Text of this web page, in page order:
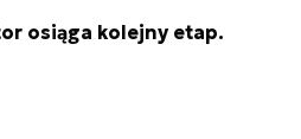
osiąga kolejny etap.